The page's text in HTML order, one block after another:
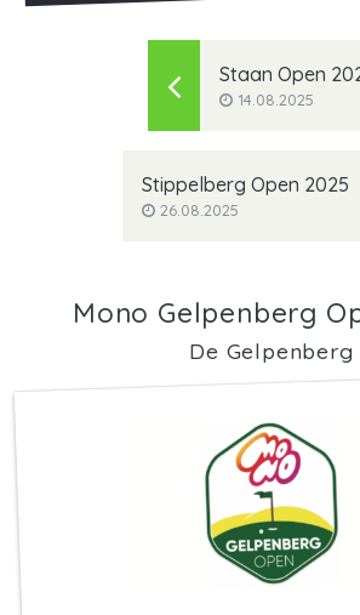
Staan Open
14.08.2025
Stippelberg Open 2025
26.08.2025
Mono Gelpenberg
De Gelpenberg